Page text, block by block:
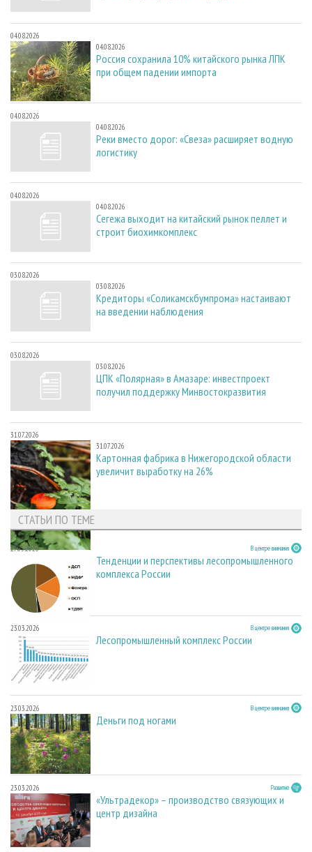
04.08.2026
04.08.2026
Россия сохранила 10% китайского рынка ЛПК
при общем падении импорта
04.08.2026
04.08.2026
Реки вместо дорог: «Свеза» расширяет водную
логистику
04.08.2026
04.08.2026
Сегежа выходит на китайский рынок пеллет и
строит биохимкомплекс
03.08.2026
03.08.2026
Кредиторы «Соликамскбумпрома» настаивают
на введении наблюдения
03.08.2026
03.08.2026
ЦПК «Полярная» в Амазаре: инвестпроект
получил поддержку Минвостокразвития
31.07.2026
31.07.2026
Картонная фабрика в Нижегородской области
увеличит выработку на 26%
СТАТЬИ ПО ТЕМЕ
27.05.2026 В центре внимания
Тенденции и перспективы лесопромышленного
комплекса России
23.03.2026 В центре внимания
Лесопромышленный комплекс России
23.03.2026 В центре внимания
Деньги под ногами
23.03.2026 Развитие
«Ультрадекор» – производство связующих и
центр дизайна